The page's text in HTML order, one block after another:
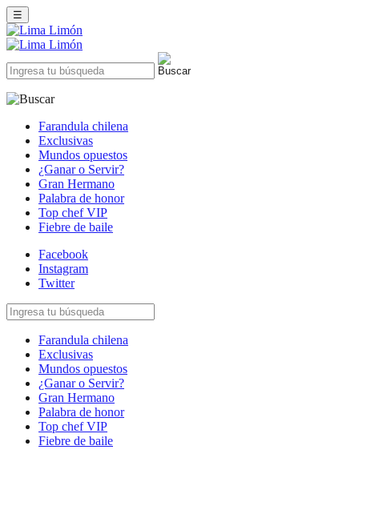
☰
Farandula chilena
Exclusivas
Mundos opuestos
¿Ganar o Servir?
Gran Hermano
Palabra de honor
Top chef VIP
Fiebre de baile
Facebook
Instagram
Twitter
Farandula chilena
Exclusivas
Mundos opuestos
¿Ganar o Servir?
Gran Hermano
Palabra de honor
Top chef VIP
Fiebre de baile